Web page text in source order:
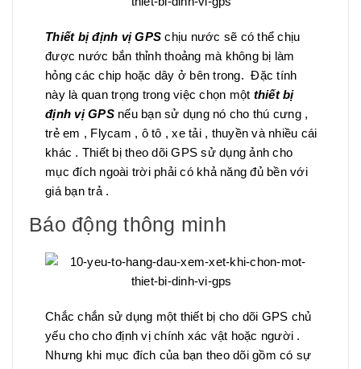
Thiết bị định vị GPS chịu nước sẽ có thể chịu
được nước bắn thỉnh thoảng mà không bị làm
hỏng các chip hoặc dây ở bên trong. Đặc tính
này là quan trọng trong việc chọn một thiết bị
định vị GPS nếu bạn sử dụng nó cho thú cưng ,
trẻ em , Flycam , ô tô , xe tải , thuyền và nhiều cái
khác . Thiết bị theo dõi GPS sử dụng ảnh cho
mục đích ngoài trời phải có khả năng đủ bền với
giá bạn trả .
Báo động thông minh
Chắc chắn sử dụng một thiết bị cho dõi GPS chủ
yếu cho cho định vị chính xác vật hoặc người .
Nhưng khi mục đích của bạn theo dõi gồm có sự